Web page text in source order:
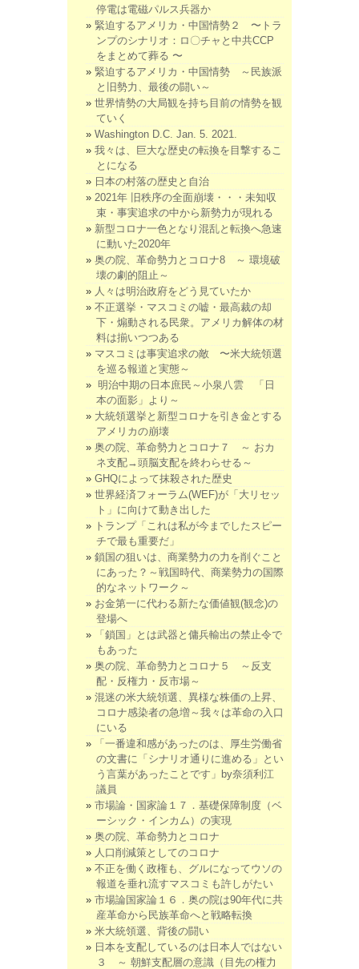
停電は電磁パルス兵器か
緊迫するアメリカ・中国情勢２ 〜トラ
ンプのシナリオ：ロ〇チャと中共CCP
をまとめて葬る 〜
緊迫するアメリカ・中国情勢 ～民族派
と旧勢力、最後の闘い～
世界情勢の大局観を持ち目前の情勢を観
ていく
Washington D.C. Jan. 5. 2021.
我々は、巨大な歴史の転換を目撃するこ
とになる
日本の村落の歴史と自治
2021年 旧秩序の全面崩壊・・・未知収
束・事実追求の中から新勢力が現れる
新型コロナ一色となり混乱と転換へ急速
に動いた2020年
奥の院、革命勢力とコロナ8 ～ 環境破
壊の劇的阻止～
人々は明治政府をどう見ていたか
不正選挙・マスコミの嘘・最高裁の却
下・煽動される民衆。アメリカ解体の材
料は揃いつつある
マスコミは事実追求の敵 〜米大統領選
を巡る報道と実態～
明治中期の日本庶民～小泉八雲 「日
本の面影」より～
大統領選挙と新型コロナを引き金とする
アメリカの崩壊
奥の院、革命勢力とコロナ７ ～ おカ
ネ支配→頭脳支配を終わらせる～
GHQによって抹殺された歴史
世界経済フォーラム(WEF)が「大リセッ
ト」に向けて動き出した
トランプ「これは私が今までしたスピー
チで最も重要だ」
鎖国の狙いは、商業勢力の力を削ぐこと
にあった？～戦国時代、商業勢力の国際
的なネットワーク～
お金第一に代わる新たな価値観(観念)の
登場へ
「鎖国」とは武器と傭兵輸出の禁止令で
もあった
奥の院、革命勢力とコロナ５ ～反支
配・反権力・反市場～
混迷の米大統領選、異様な株価の上昇、
コロナ感染者の急増～我々は革命の入口
にいる
「一番違和感があったのは、厚生労働省
の文書に「シナリオ通りに進める」とい
う言葉があったことです」by奈須利江
議員
市場論・国家論１７．基礎保障制度（ベ
ーシック・インカム）の実現
奥の院、革命勢力とコロナ
人口削減策としてのコロナ
不正を働く政権も、グルになってウソの
報道を垂れ流すマスコミも許しがたい
市場論国家論１６．奥の院は90年代に共
産革命から民族革命へと戦略転換
米大統領選、背後の闘い
日本を支配しているのは日本人ではない
３ ～ 朝鮮支配層の意識（目先の権力